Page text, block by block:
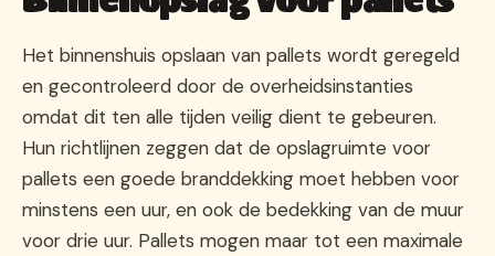
Het binnenshuis opslaan van pallets wordt geregeld
en gecontroleerd door de overheidsinstanties
omdat dit ten alle tijden veilig dient te gebeuren.
Hun richtlijnen zeggen dat de opslagruimte voor
pallets een goede branddekking moet hebben voor
minstens een uur, en ook de bedekking van de muur
voor drie uur. Pallets mogen maar tot een maximale